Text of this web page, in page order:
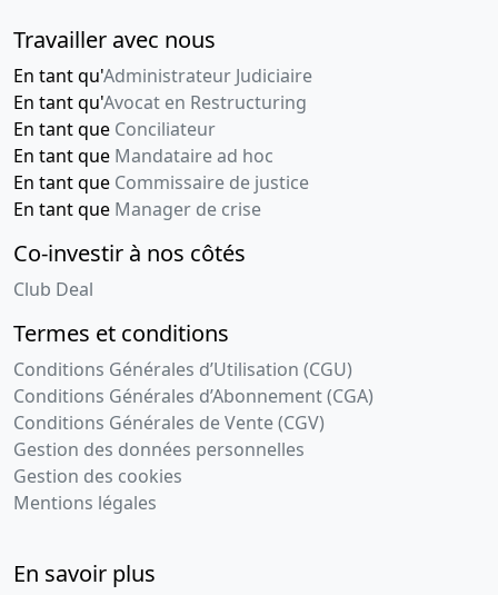
Travailler avec nous
En tant qu'Administrateur Judiciaire
En tant qu'Avocat en Restructuring
En tant que Conciliateur
En tant que Mandataire ad hoc
En tant que Commissaire de justice
En tant que Manager de crise
Co-investir à nos côtés
Club Deal
Termes et conditions
Conditions Générales d’Utilisation (CGU)
Conditions Générales d’Abonnement (CGA)
Conditions Générales de Vente (CGV)
Gestion des données personnelles
Gestion des cookies
Mentions légales
En savoir plus